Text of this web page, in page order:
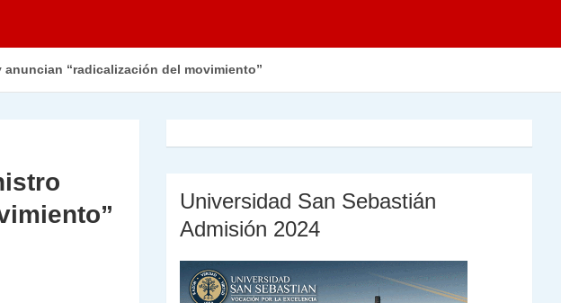
“radicalización del movimiento”
Universidad San Sebastián
Admisión 2024